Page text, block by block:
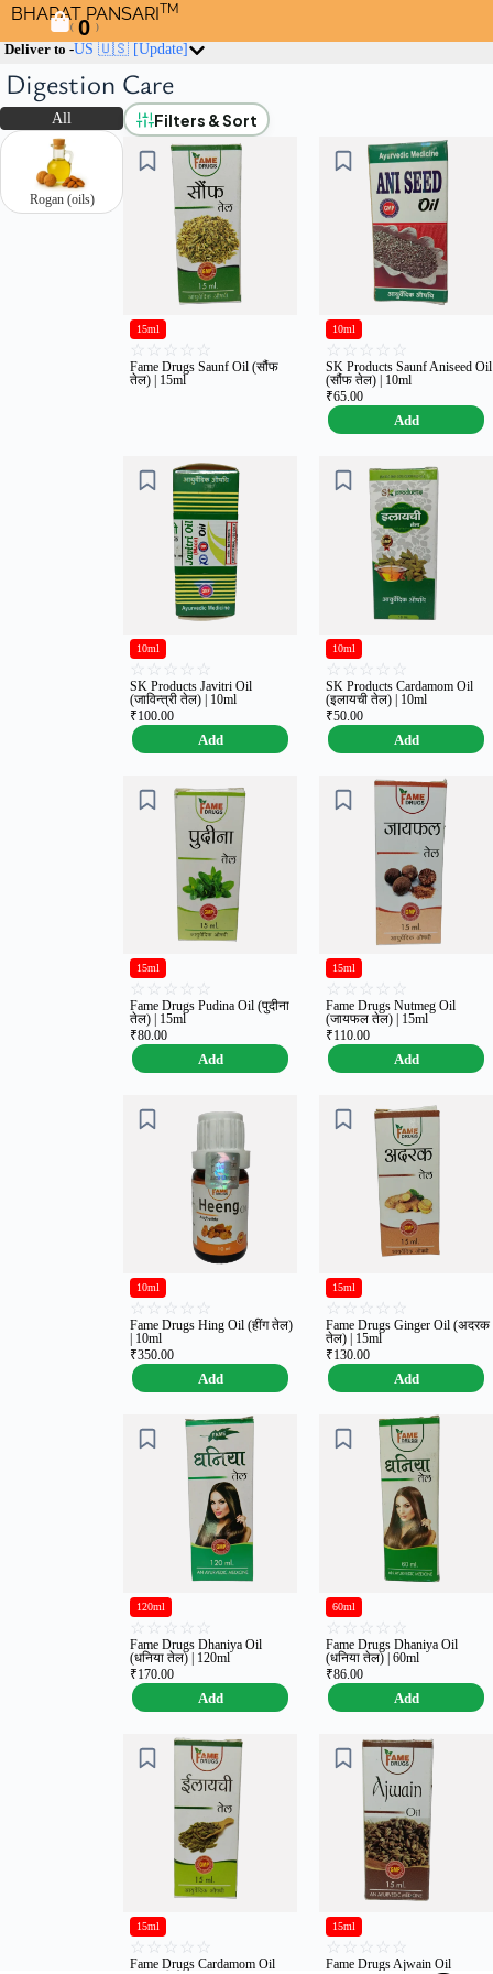
BHARAT PANSARITM
( 0 )
Deliver to -US 🇺🇸 [Update]
Digestion Care
All
Rogan (oils)
Filters & Sort
15ml
☆ ☆ ☆ ☆ ☆
Fame Drugs Saunf Oil (सौंफ
तेल) | 15ml
10ml
☆ ☆ ☆ ☆ ☆
SK Products Saunf Aniseed Oil
(सौंफ तेल) | 10ml
₹65.00
Add
10ml
☆ ☆ ☆ ☆ ☆
SK Products Javitri Oil
(जाविन्त्री तेल) | 10ml
₹100.00
Add
10ml
☆ ☆ ☆ ☆ ☆
SK Products Cardamom Oil
(इलायची तेल) | 10ml
₹50.00
Add
15ml
☆ ☆ ☆ ☆ ☆
Fame Drugs Pudina Oil (पुदीना
तेल) | 15ml
₹80.00
Add
15ml
☆ ☆ ☆ ☆ ☆
Fame Drugs Nutmeg Oil
(जायफल तेल) | 15ml
₹110.00
Add
10ml
☆ ☆ ☆ ☆ ☆
Fame Drugs Hing Oil (हींग तेल)
| 10ml
₹350.00
Add
15ml
☆ ☆ ☆ ☆ ☆
Fame Drugs Ginger Oil (अदरक
तेल) | 15ml
₹130.00
Add
120ml
☆ ☆ ☆ ☆ ☆
Fame Drugs Dhaniya Oil
(धनिया तेल) | 120ml
₹170.00
Add
60ml
☆ ☆ ☆ ☆ ☆
Fame Drugs Dhaniya Oil
(धनिया तेल) | 60ml
₹86.00
Add
15ml
☆ ☆ ☆ ☆ ☆
Fame Drugs Cardamom Oil
15ml
☆ ☆ ☆ ☆ ☆
Fame Drugs Ajwain Oil